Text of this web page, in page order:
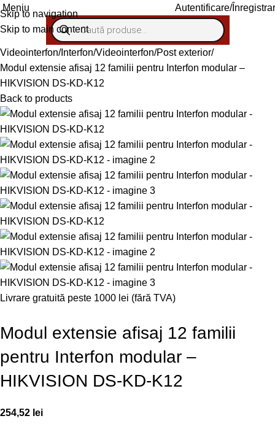
Skip to navigation
Skip to main content
Meniu Autentificare/
Videointerfon/Interfon Videointerfon Post exterior
Modul extensie afisaj 12 familii pentru Interfon modular –
HIKVISION DS-KD-K12
Back to products
Livrare gratuită peste 1000 lei (fără TVA)
Modul extensie afisaj 12 familii
pentru Interfon modular –
HIKVISION DS-KD-K12
254,52 lei